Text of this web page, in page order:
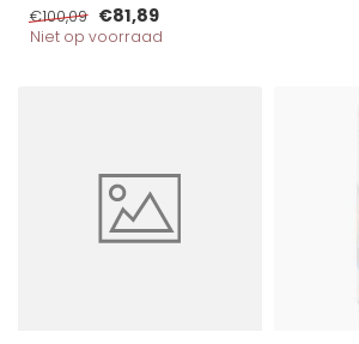
€100,09 €81,89
Niet op voorraad